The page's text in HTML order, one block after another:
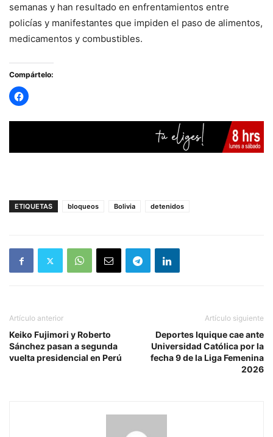
semanas y han resultado en enfrentamientos entre
policías y manifestantes que impiden el paso de alimentos,
medicamentos y combustibles.
Compártelo:
ETIQUETAS bloqueos Bolivia detenidos
Artículo anterior
Keiko Fujimori y Roberto
Sánchez pasan a segunda
vuelta presidencial en Perú
Artículo siguiente
Deportes Iquique cae ante
Universidad Católica por la
fecha 9 de la Liga Femenina
2026